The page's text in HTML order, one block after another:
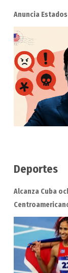
Anuncia
Deportes
Alcanza Cuba